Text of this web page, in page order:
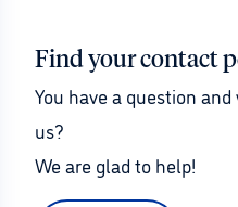
Find your contact
You have a question
us?
We are glad to help!